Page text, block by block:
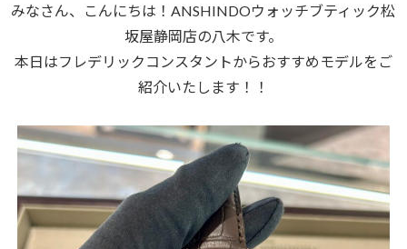
みなさん、こんにちは！ANSHINDOウォッチブティック松
坂屋静岡店の八木です。
本日はフレデリックコンスタントからおすすめモデルをご
紹介いたします！！